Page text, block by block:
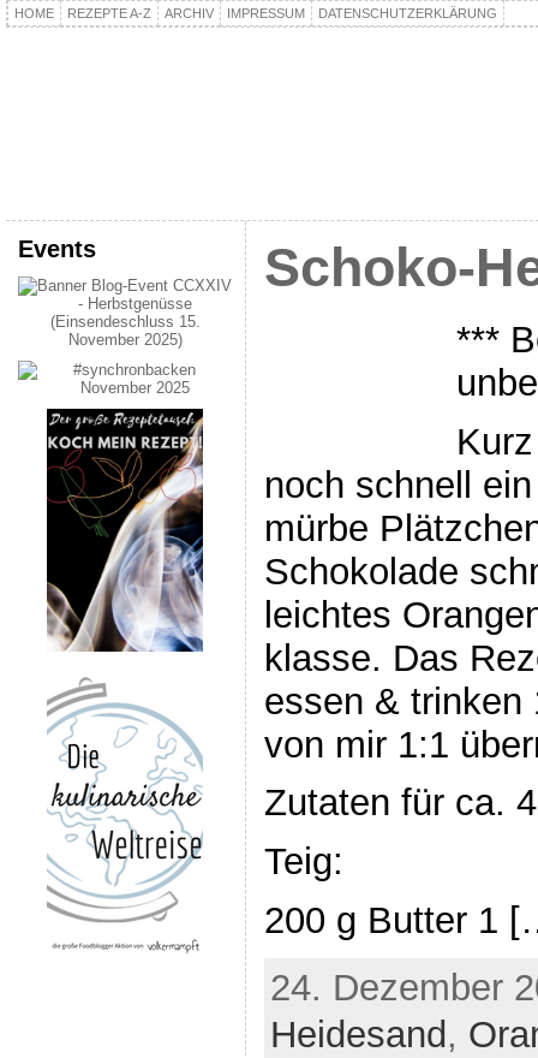
HOME REZEPTE A-Z ARCHIV IMPRESSUM DATENSCHUTZERKLÄRUNG
Events Schoko-
***
noch schnell
mürbe
Schokolade
leichtes
klasse. Das
essen & trinken
von mir 1:1
Zutaten für ca.
Teig:
200 g Butter 1
24. Dezember
Heidesand ,